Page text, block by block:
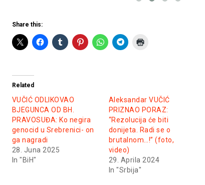
Share this:
Related
VUČIĆ ODLIKOVAO
BJEGUNCA OD BH.
PRAVOSUĐA: Ko negira
genocid u Srebrenici- on
ga nagradi
28. Juna 2025
In "BiH"
Aleksandar VUČIĆ
PRIZNAO PORAZ:
“Rezolucija će biti
donijeta. Radi se o
brutalnom…!” (foto,
video)
29. Aprila 2024
In "Srbija"